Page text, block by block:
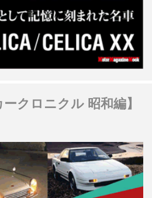
ークロニクル 昭和編】